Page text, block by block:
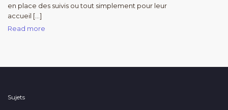
en place des suivis ou tout simplement pour leur
accueil […]
Read more
Sujets